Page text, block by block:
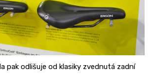
pak odlišuje od klasiky zvednutá zadní